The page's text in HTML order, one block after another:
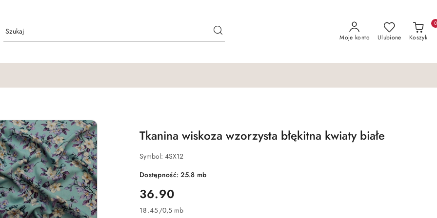
Moje konto Ulubione Koszyk
0
Tkanina wiskoza wzorzysta błękitna kwiaty białe
Symbol: 4SX12
Dostępność:25.8 mb
cena:
36.90
18.45/0,5 mb